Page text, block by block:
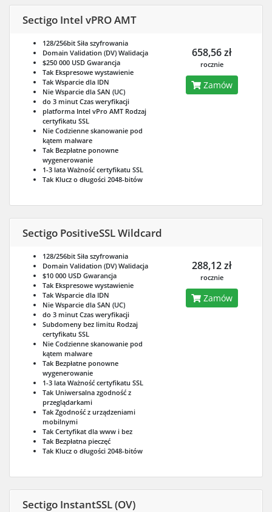
Sectigo Intel vPRO AMT
128/256bit Siła szyfrowania
Domain Validation (DV) Walidacja
$250 000 USD Gwarancja
Tak Ekspresowe wystawienie
Tak Wsparcie dla IDN
Nie Wsparcie dla SAN (UC)
do 3 minut Czas weryfikacji
platforma Intel vPro AMT Rodzaj
certyfikatu SSL
Nie Codzienne skanowanie pod
kątem malware
Tak Bezpłatne ponowne
wygenerowanie
1-3 lata Ważność certyfikatu SSL
Tak Klucz o długości 2048-bitów
658,56 zł
rocznie
Zamów
Sectigo PositiveSSL Wildcard
128/256bit Siła szyfrowania
Domain Validation (DV) Walidacja
$10 000 USD Gwarancja
Tak Ekspresowe wystawienie
Tak Wsparcie dla IDN
Nie Wsparcie dla SAN (UC)
do 3 minut Czas weryfikacji
Subdomeny bez limitu Rodzaj
certyfikatu SSL
Nie Codzienne skanowanie pod
kątem malware
Tak Bezpłatne ponowne
wygenerowanie
1-3 lata Ważność certyfikatu SSL
Tak Uniwersalna zgodność z
przeglądarkami
Tak Zgodność z urządzeniami
mobilnymi
Tak Certyfikat dla www i bez
Tak Bezpłatna pieczęć
Tak Klucz o długości 2048-bitów
288,12 zł
rocznie
Zamów
Sectigo InstantSSL (OV)